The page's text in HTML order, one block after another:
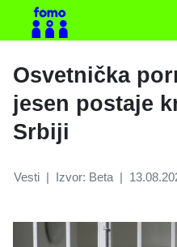
Osvetnička
jesen postaje
Srbiji
Vesti | Izvor: Beta |